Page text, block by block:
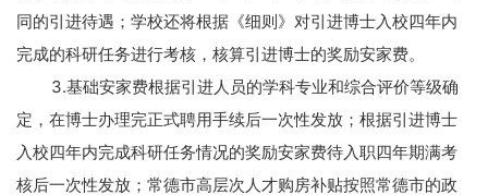
同的引进待遇；学校还将根据《细则》对引进博士入校四年内
完成的科研任务进行考核，核算引进博士的奖励安家费。
3.基础安家费根据引进人员的学科专业和综合评价等级确
定，在博士办理完正式聘用手续后一次性发放；根据引进博士
入校四年内完成科研任务情况的奖励安家费待入职四年期满考
核后一次性发放；常德市高层次人才购房补贴按照常德市的政